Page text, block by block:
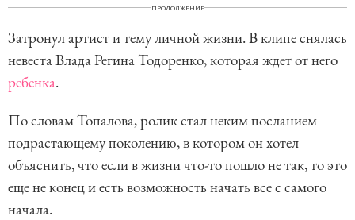
ПРОДОЛЖЕНИЕ
Затронул артист и тему личной жизни. В клипе снялась
невеста Влада Регина Тодоренко, которая ждет от него
ребенка.
По словам Топалова, ролик стал неким посланием
подрастающему поколению, в котором он хотел
объяснить, что если в жизни что-то пошло не так, то это
еще не конец и есть возможность начать все с самого
начала.